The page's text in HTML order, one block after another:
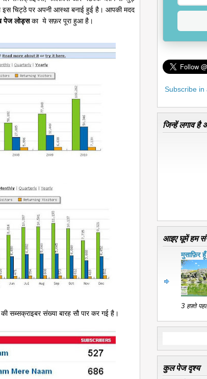
इस चिट्ठे पर अपनी आस्था बनाई हुई है। आपकी मदद
पेज लोड्सका ये सफ़र पूरा हुआ है।
सब्सक्राइबर संख्या बारह सौ पार कर गई है।
Subscribe in
जिन्हें लगाव है
आइए घूमें हम
मुसाफ़िर
3 हफ़्ते
कुल पेज दृश्य